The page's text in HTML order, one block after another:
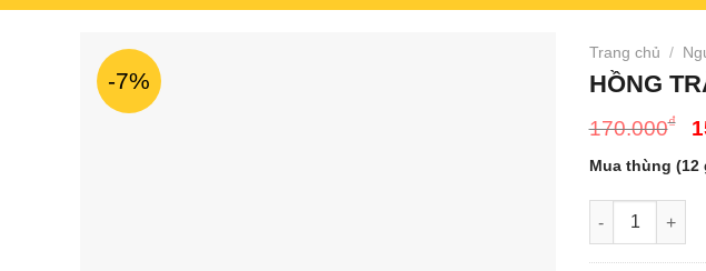
-7%
Trang chủ /
HỒNG
170.000₫
Mua thùng (12
HỒNG TRÀ